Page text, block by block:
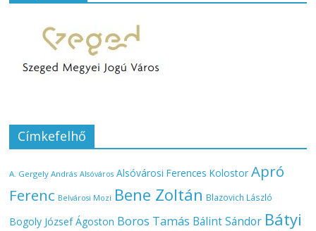
Címkefelhő
A. Gergely András Alsóváros Alsóvárosi Ferences Kolostor Apró
Ferenc Belvárosi Mozi Bene Zoltán Blazovich László
Bogoly József Ágoston Boros Tamás Bálint Sándor Bátyi